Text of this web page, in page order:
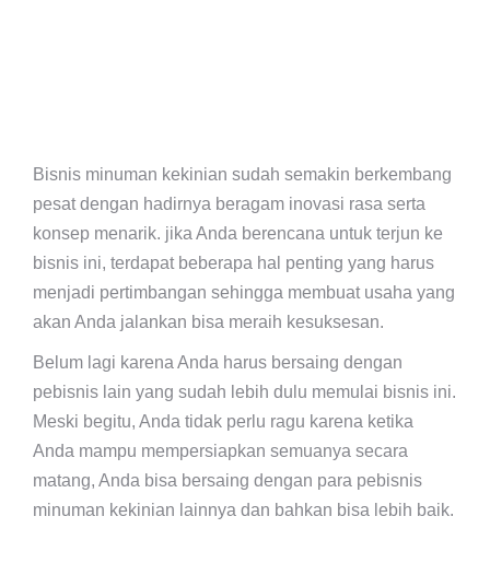
Bisnis minuman kekinian sudah semakin berkembang
pesat dengan hadirnya beragam inovasi rasa serta
konsep menarik. jika Anda berencana untuk terjun ke
bisnis ini, terdapat beberapa hal penting yang harus
menjadi pertimbangan sehingga membuat usaha yang
akan Anda jalankan bisa meraih kesuksesan.
Belum lagi karena Anda harus bersaing dengan
pebisnis lain yang sudah lebih dulu memulai bisnis ini.
Meski begitu, Anda tidak perlu ragu karena ketika
Anda mampu mempersiapkan semuanya secara
matang, Anda bisa bersaing dengan para pebisnis
minuman kekinian lainnya dan bahkan bisa lebih baik.